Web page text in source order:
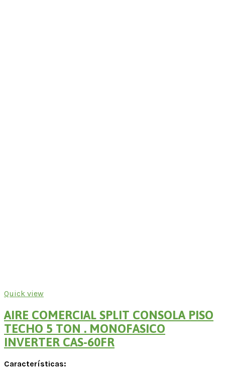
Quick view
AIRE COMERCIAL SPLIT CONSOLA PISO
TECHO 5 TON . MONOFASICO
INVERTER CAS-60FR
Características: